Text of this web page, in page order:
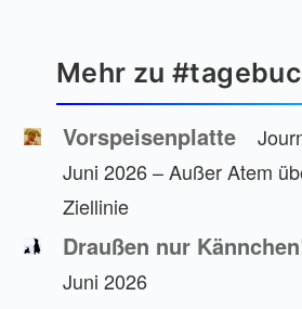
Mehr zu
Vorspeisenplatte
Juni 2026 – Außer Atem
Ziellinie
Draußen nur
Juni 2026